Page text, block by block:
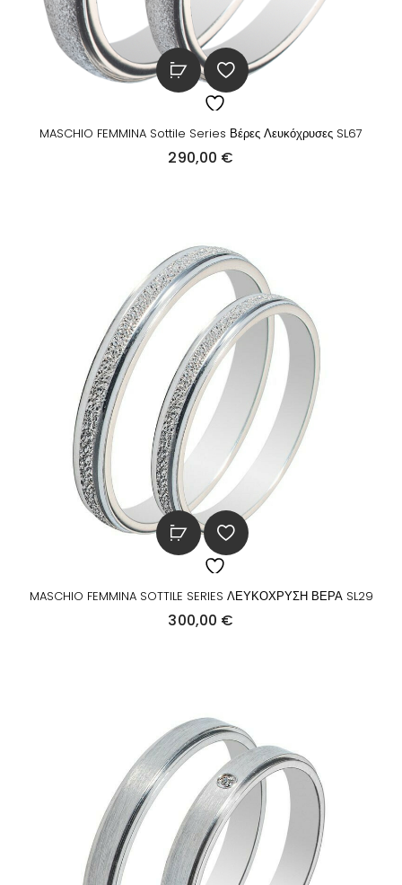
MASCHIO FEMMINA Sottile Series Βέρες Λευκόχρυσες SL67
290,00 €
MASCHIO FEMMINA SOTTILE SERIES ΛΕΥΚΟΧΡΥΣΗ ΒΕΡΑ SL29
300,00 €